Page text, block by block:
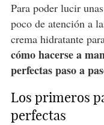
Para poder lucir
poco de atención a
crema hidratante
cómo hacerse a
perfectas paso a
Los primeros
perfectas